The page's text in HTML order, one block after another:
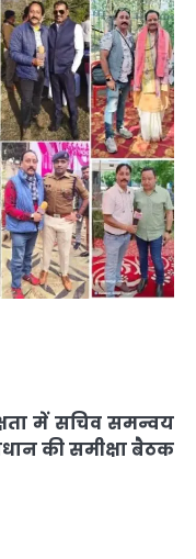
में सचिव समन्वय
की समीक्षा बैठक